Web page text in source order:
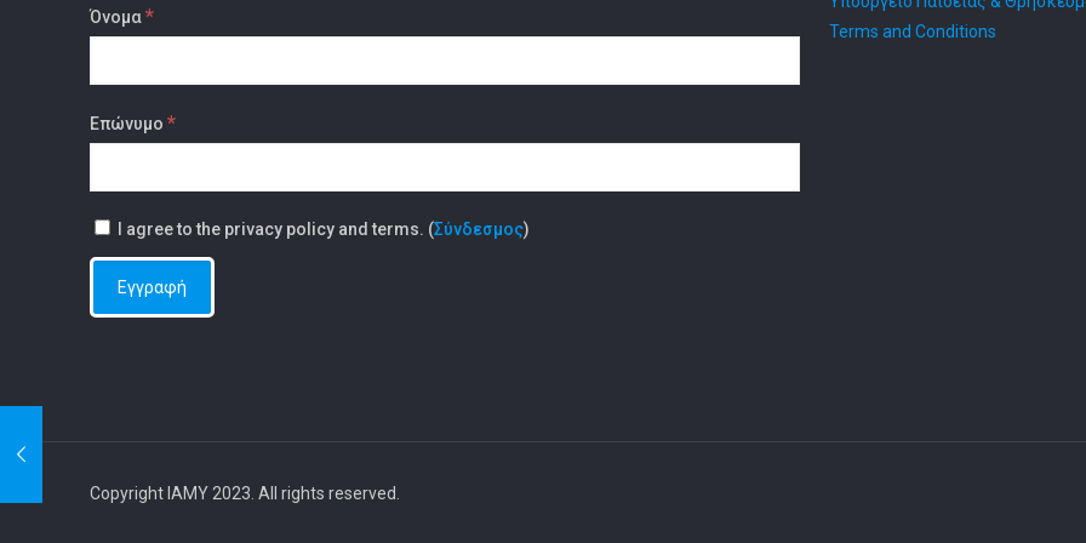
Όνομα*
Επώνυμο *
I agree to the privacy policy and terms. (Σύνδεσμος)
Terms and Conditions
Copyright IAMY 2023. All rights reserved.